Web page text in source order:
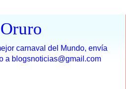
carnaval del Mundo, envía
a blogsnoticias@gmail.com